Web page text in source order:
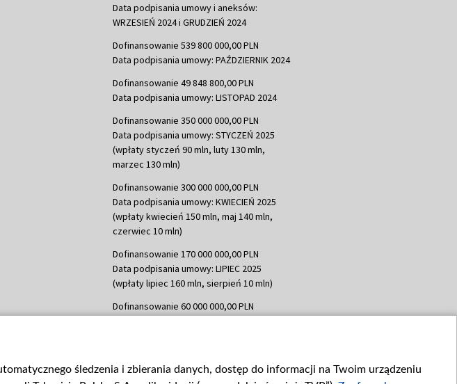
Data podpisania umowy i aneksów:
WRZESIEŃ 2024 i GRUDZIEŃ 2024
Dofinansowanie 539 800 000,00 PLN
Data podpisania umowy: PAŹDZIERNIK 2024
Dofinansowanie 49 848 800,00 PLN
Data podpisania umowy: LISTOPAD 2024
Dofinansowanie 350 000 000,00 PLN
Data podpisania umowy: STYCZEŃ 2025
(wpłaty styczeń 90 mln, luty 130 mln,
marzec 130 mln)
Dofinansowanie 300 000 000,00 PLN
Data podpisania umowy: KWIECIEŃ 2025
(wpłaty kwiecień 150 mln, maj 140 mln,
czerwiec 10 mln)
Dofinansowanie 170 000 000,00 PLN
Data podpisania umowy: LIPIEC 2025
(wpłaty lipiec 160 mln, sierpień 10 mln)
Dofinansowanie 60 000 000,00 PLN
Data podpisania umowy: WRZESIEŃ 2025
śledzenia i zbierania danych, dostęp do informacji na Twoim urządzeniu